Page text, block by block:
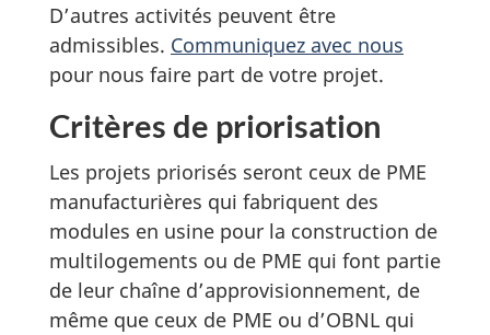
D’autres activités peuvent être
admissibles. Communiquez avec nous
pour nous faire part de votre projet.
Critères de priorisation
Les projets priorisés seront ceux de PME
manufacturières qui fabriquent des
modules en usine pour la construction de
multilogements ou de PME qui font partie
de leur chaîne d’approvisionnement, de
même que ceux de PME ou d’OBNL qui